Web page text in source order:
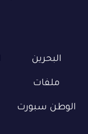
البحرين
ملفات
الوطن سبورت